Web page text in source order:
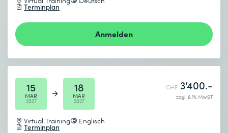
Terminplan
Anmelden
15
MAR
2027
18
MAR
2027
Virtual Training Englisch
Terminplan
CHF 3’400.-
zzgl. 8.1% MWST